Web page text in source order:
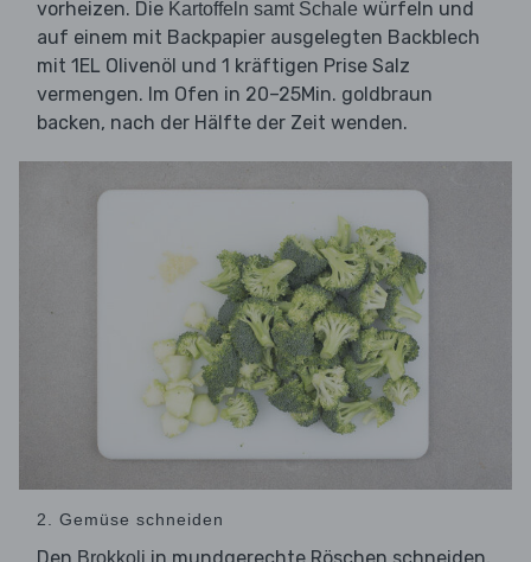
vorheizen. Die Kartoffeln samt Schale würfeln und
auf einem mit Backpapier ausgelegten Backblech
mit 1EL Olivenöl und 1 kräftigen Prise Salz
vermengen. Im Ofen in 20–25Min. goldbraun
backen, nach der Hälfte der Zeit wenden.
2. Gemüse schneiden
Brokkoli